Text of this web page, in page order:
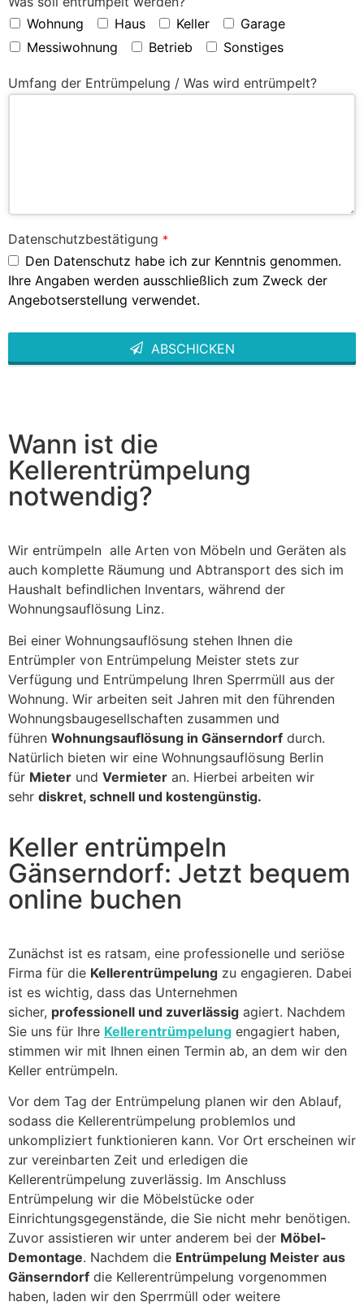
Wohnung
Haus Keller
Garage
Messiwohnung
Betrieb Sonstiges
Umfang der Entrümpelung / Was wird entrümpelt?
Datenschutzbestätigung *
Den Datenschutz habe ich zur Kenntnis genommen.
Ihre Angaben werden ausschließlich zum Zweck der
Angebotserstellung verwendet.
ABSCHICKEN
blank
Wann ist die
Kellerentrümpelung
notwendig?
Wir entrümpeln alle Arten von Möbeln und Geräten als
auch komplette Räumung und Abtransport des sich im
Haushalt befindlichen Inventars, während der
Wohnungsauflösung Linz.
Bei einer Wohnungsauflösung stehen Ihnen die
Entrümpler von Entrümpelung Meister stets zur
Verfügung und Entrümpelung Ihren Sperrmüll aus der
Wohnung. Wir arbeiten seit Jahren mit den führenden
Wohnungsbaugesellschaften zusammen und
führen Wohnungsauflösung in Gänserndorf durch.
Natürlich bieten wir eine Wohnungsauflösung Berlin
für Mieter und Vermieter an. Hierbei arbeiten wir
sehr diskret, schnell und kostengünstig.
Keller entrümpeln
Gänserndorf: Jetzt bequem
online buchen
Zunächst ist es ratsam, eine professionelle und seriöse
Firma für die Kellerentrümpelung zu engagieren. Dabei
ist es wichtig, dass das Unternehmen
sicher, professionell und zuverlässig agiert. Nachdem
Sie uns für Ihre Kellerentrümpelung engagiert haben,
stimmen wir mit Ihnen einen Termin ab, an dem wir den
Keller entrümpeln.
Vor dem Tag der Entrümpelung planen wir den Ablauf,
sodass die Kellerentrümpelung problemlos und
unkompliziert funktionieren kann. Vor Ort erscheinen wir
zur vereinbarten Zeit und erledigen die
Kellerentrümpelung zuverlässig. Im Anschluss
Entrümpelung wir die Möbelstücke oder
Einrichtungsgegenstände, die Sie nicht mehr benötigen.
Zuvor assistieren wir unter anderem bei der Möbel-
Demontage. Nachdem die Entrümpelung Meister aus
Gänserndorf die Kellerentrümpelung vorgenommen
haben, laden wir den Sperrmüll oder weitere